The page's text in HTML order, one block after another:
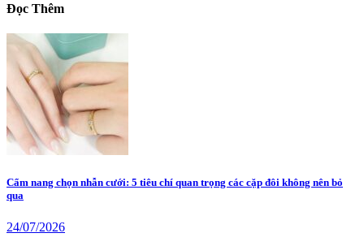
Đọc Thêm
Cẩm nang chọn nhẫn cưới: 5 tiêu chí quan trọng các cặp đôi không nên bỏ
qua
24/07/2026